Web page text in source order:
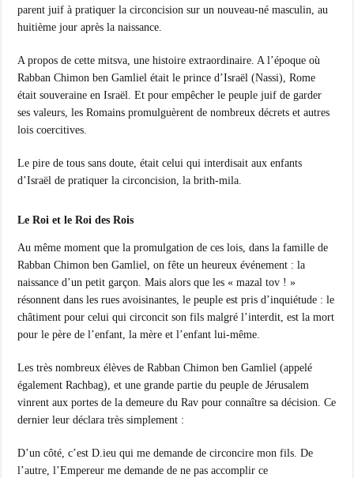
parent juif à pratiquer la circoncision sur un nouveau-né masculin, au
huitième jour après la naissance.
A propos de cette mitsva, une histoire extraordinaire. A l’époque où
Rabban Chimon ben Gamliel était le prince d’Israël (Nassi), Rome
était souveraine en Israël. Et pour empêcher le peuple juif de garder
ses valeurs, les Romains promulguèrent de nombreux décrets et autres
lois coercitives.
Le pire de tous sans doute, était celui qui interdisait aux enfants
d’Israël de pratiquer la circoncision, la brith-mila.
Le Roi et le Roi des Rois
Au même moment que la promulgation de ces lois, dans la famille de
Rabban Chimon ben Gamliel, on fête un heureux événement : la
naissance d’un petit garçon. Mais alors que les « mazal tov ! »
résonnent dans les rues avoisinantes, le peuple est pris d’inquiétude : le
châtiment pour celui qui circoncit son fils malgré l’interdit, est la mort
pour le père de l’enfant, la mère et l’enfant lui-même.
Les très nombreux élèves de Rabban Chimon ben Gamliel (appelé
également Rachbag), et une grande partie du peuple de Jérusalem
vinrent aux portes de la demeure du Rav pour connaître sa décision. Ce
dernier leur déclara très simplement :
D’un côté, c’est D.ieu qui me demande de circoncire mon fils. De
l’autre, l’Empereur me demande de ne pas accomplir ce